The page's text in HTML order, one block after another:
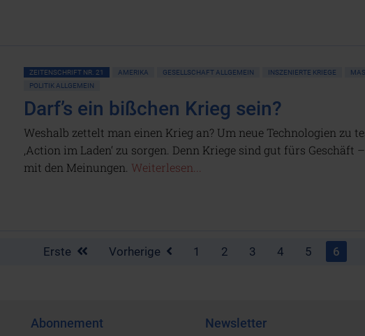
ZEITENSCHRIFT NR. 21 AMERIKA GESELLSCHAFT ALLGEMEIN INSZENIERTE KRIEGE
POLITIK ALLGEMEIN
Darf’s ein bißchen Krieg sein?
Weshalb zettelt man einen Krieg an? Um neue Technologien zu
‚Action im Laden‘ zu sorgen. Denn Kriege sind gut fürs Geschäft
mit den Meinungen. Weiterlesen...
Erste Vorherige 1 2 3 4 5 6
Abonnement Newsletter